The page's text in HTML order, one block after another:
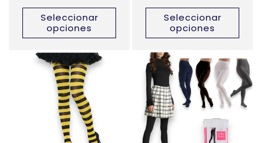
Seleccionar
opciones
Seleccionar
opciones